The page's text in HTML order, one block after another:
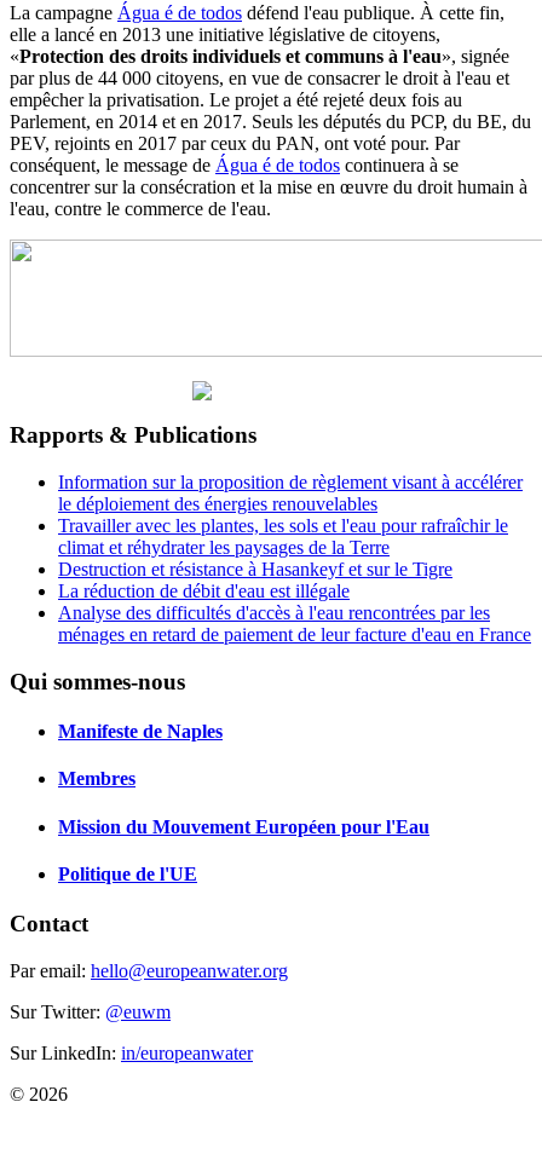
La campagne Água é de todos défend l'eau publique. À cette fin,
elle a lancé en 2013 une initiative législative de citoyens,
«Protection des droits individuels et communs à l'eau», signée
par plus de 44 000 citoyens, en vue de consacrer le droit à l'eau et
empêcher la privatisation. Le projet a été rejeté deux fois au
Parlement, en 2014 et en 2017. Seuls les députés du PCP, du BE, du
PEV, rejoints en 2017 par ceux du PAN, ont voté pour. Par
conséquent, le message de Água é de todos continuera à se
concentrer sur la consécration et la mise en œuvre du droit humain à
l'eau, contre le commerce de l'eau.
Rapports & Publications
Information sur la proposition de règlement visant à accélérer
le déploiement des énergies renouvelables
Travailler avec les plantes, les sols et l'eau pour rafraîchir le
climat et réhydrater les paysages de la Terre
Destruction et résistance à Hasankeyf et sur le Tigre
La réduction de débit d'eau est illégale
Analyse des difficultés d'accès à l'eau rencontrées par les
ménages en retard de paiement de leur facture d'eau en France
Qui sommes-nous
Manifeste de Naples
Membres
Mission du Mouvement Européen pour l'Eau
Politique de l'UE
Contact
Par email: hello@europeanwater.org
Sur Twitter: @euwm
Sur LinkedIn: in/europeanwater
© 2026